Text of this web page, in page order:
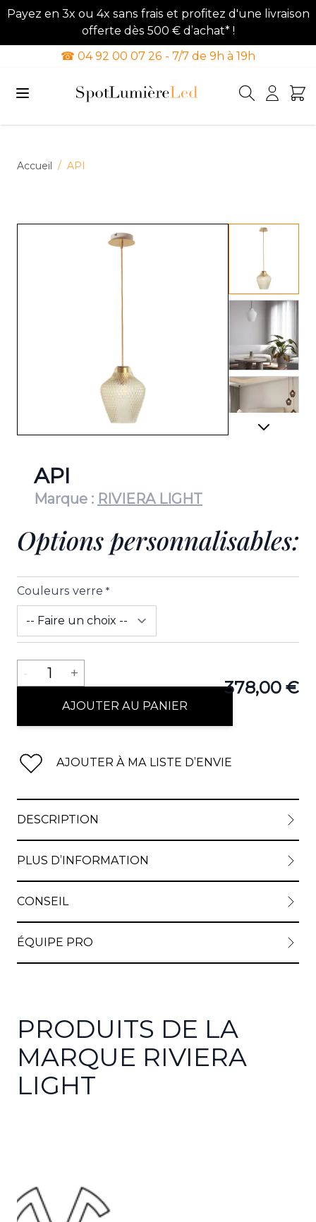
Payez en 3x ou 4x sans frais et profitez d'une livraison
offerte dès 500 € d’achat* !
☎ 04 92 00 07 26 - 7/7 de 9h à 19h
Accueil / API
View
View
View
View
View
View
API
Marque : RIVIERA LIGHT
Options personnalisables:
Couleurs verre *
378,00 €
Quantité
- 1 +
AJOUTER AU PANIER
AJOUTER À MA LISTE D’ENVIE
DESCRIPTION
PLUS D’INFORMATION
CONSEIL
ÉQUIPE PRO
PRODUITS DE LA
MARQUE RIVIERA
LIGHT